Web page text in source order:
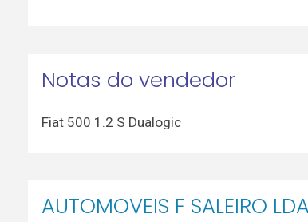
Notas do vendedor
Fiat 500 1.2 S Dualogic
AUTOMOVEIS F SALEIRO LDA